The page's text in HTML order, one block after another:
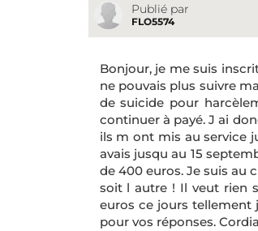
Publié par
FLO5574
Bonjour, je me suis
ne pouvais plus suivre
de suicide pour
continuer à payé. J ai
ils m ont mis au service
avais jusqu au 15
de 400 euros. Je suis au
soit l autre ! Il veut rien
euros ce jours tellement
pour vos réponses.